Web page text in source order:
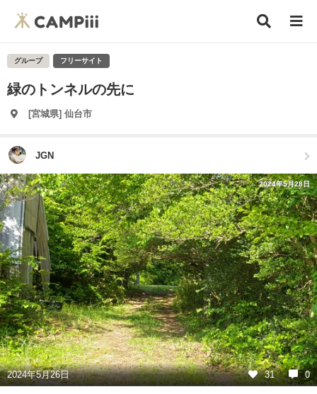
グループ フリーサイト
緑のトンネルの先に
[宮城県] 仙台市
JGN
2024年5月28日
2024年5月26日 31 0